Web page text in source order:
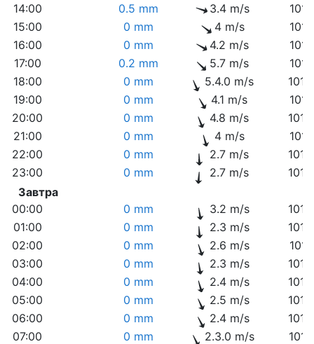
14:00
0.5 mm 3.4 m/s
15:00
0 mm 4 m/s
16:00
0 mm 4.2 m/s
17:00
0.2 mm 5.7 m/s
18:00
0 mm 5.4.0 m/s
19:00
0 mm 4.1 m/s
20:00
0 mm 4.8 m/s
21:00
0 mm 4 m/s
22:00
0 mm 2.7 m/s
23:00
0 mm 2.7 m/s
Завтра
00:00
0 mm 3.2 m/s
01:00
0 mm 2.3 m/s
02:00
0 mm 2.6 m/s
03:00
0 mm 2.3 m/s
04:00
0 mm 2.4 m/s
05:00
0 mm 2.5 m/s
06:00
0 mm 2.4 m/s
07:00
0 mm 2.3.0 m/s